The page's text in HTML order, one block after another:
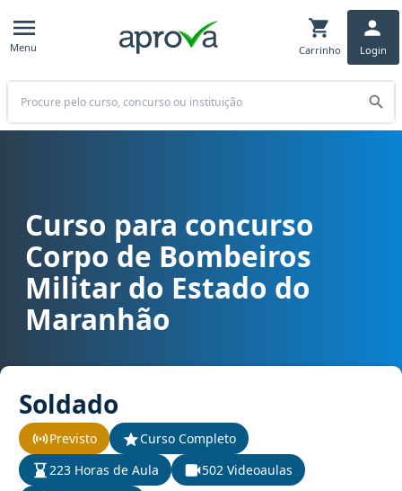
Menu Carrinho Login
Buscar
Curso para concurso CBM MA - Corpo de Bombeiros Militar do
Curso para concurso
Corpo de Bombeiros
Militar do Estado do
Maranhão
Soldado
Previsto
Curso Completo
223 Horas de Aula
502 Videoaulas